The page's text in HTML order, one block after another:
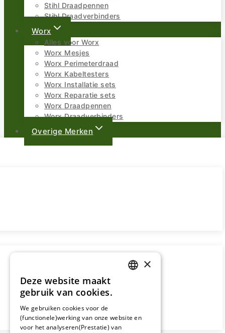
Stihl Draadpennen
Stihl Draadverbinders
Worx
Alles voor Worx
Worx Mesjes
Worx Perimeterdraad
Worx Kabeltesters
Worx Installatie sets
Worx Reparatie sets
Worx Draadpennen
Worx Draadverbinders
Overige Merken
GERMAN
×
Deze website maakt
gebruik van cookies.
We gebruiken cookies voor de
(functionele)werking van onze website en
voor het analyseren(Prestatie) van